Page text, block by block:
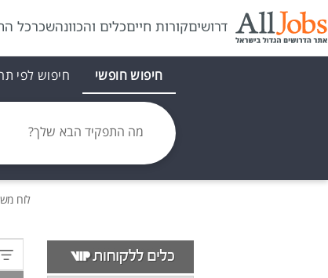
דרושיםקורות חייםכלים והכוונהשכרכל
חיפוש חופשי חיפוש לפי
מה התפקיד הבא שלך?
לוח